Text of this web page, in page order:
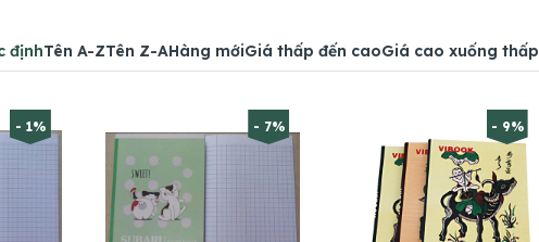
địnhTên A-ZTên Z-AHàng mớiGiá thấp đến caoGiá cao xuống thấp
- 1% - 7% - 9%